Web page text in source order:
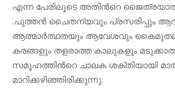
എന്ന പേരിലൂടെ അതിന്‍റെ
.പുത്തൻ ചൈതന്യവും പ്രസരിപ്പും
ആത്മാർത്ഥതയും ആവേശവും
കരങ്ങളും തളരാത്ത കാലുകളും
സമൂഹത്തിൻറെ ചാലക ശക്തിയായി
മാറിക്കഴിഞ്ഞിരിക്കുന്നു.